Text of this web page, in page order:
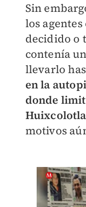
Sin
los
decidido o
contenía
llevarlo
en la
donde
motivos